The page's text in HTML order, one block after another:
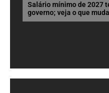
Salário mínimo de 2027
governo; veja o que